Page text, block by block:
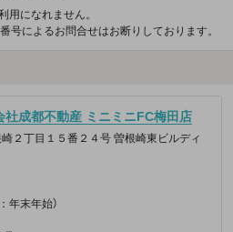
になれません。
号によるお問合せはお断りしております。
成都不動産 ミニミニFC梅田店
２丁目１５番２４号 曽根崎東ビルディ
年末年始）